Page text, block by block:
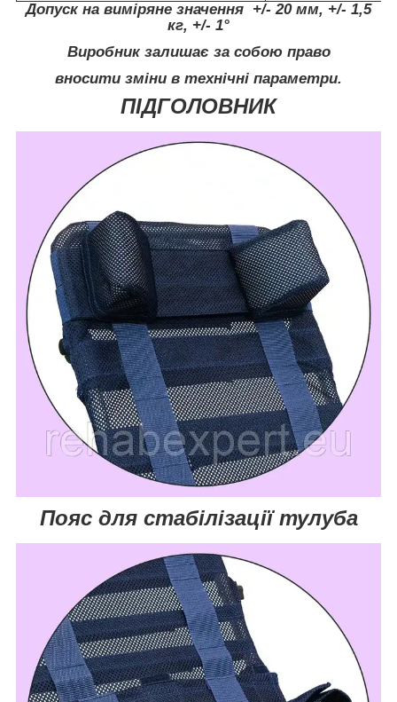
Допуск на виміряне значення +/- 20 мм, +/- 1,5
кг, +/- 1°
Виробник залишає за собою право
вносити зміни в технічні параметри.
ПІДГОЛОВНИК
Пояс для стабілізації тулуба